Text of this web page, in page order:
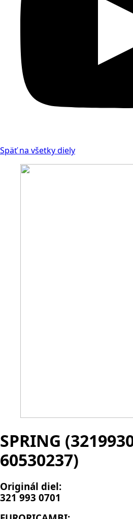
Späť na všetky diely
SPRING
60530237)
Originál diel:
321 993 0701